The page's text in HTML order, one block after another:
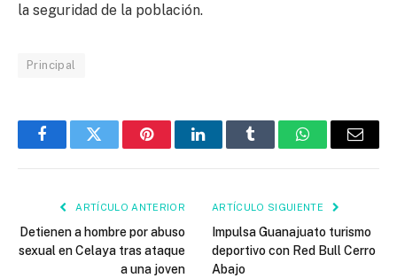
la seguridad de la población.
Principal
FacebookTwitter PinterestLinkedInTumblr WhatsAppEmail
ARTÍCULO ANTERIOR
Detienen a hombre por abuso
sexual en Celaya tras ataque
a una joven
ARTÍCULO SIGUIENTE
Impulsa Guanajuato turismo
deportivo con Red Bull Cerro
Abajo